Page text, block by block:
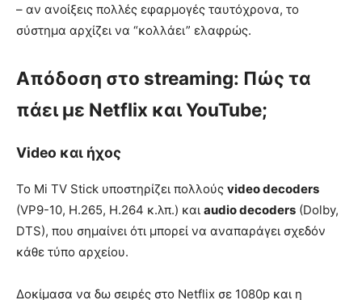
– αν ανοίξεις πολλές εφαρμογές ταυτόχρονα, το
σύστημα αρχίζει να “κολλάει” ελαφρώς.
Απόδοση στο streaming: Πώς τα
πάει με Netflix και YouTube;
Video και ήχος
Το Mi TV Stick υποστηρίζει πολλούς video decoders
(VP9-10, H.265, H.264 κ.λπ.) και audio decoders (Dolby,
DTS), που σημαίνει ότι μπορεί να αναπαράγει σχεδόν
κάθε τύπο αρχείου.
Δοκίμασα να δω σειρές στο Netflix σε 1080p και η